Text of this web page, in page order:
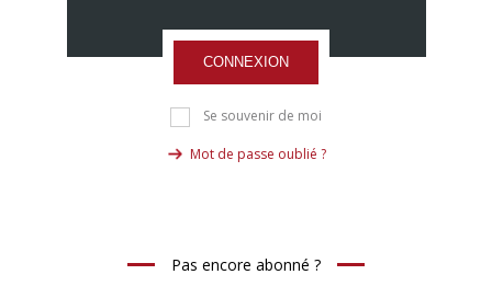
CONNEXION
Se souvenir de moi
Mot de passe oublié ?
Pas encore abonné ?